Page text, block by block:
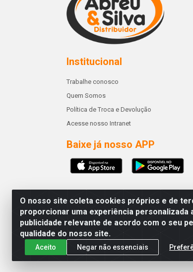
O nosso site coleta cookies próprios e de
proporcionar uma experiência personalizada
publicidade relevante de acordo com o seu
qualidade do nosso site.
Aceito Negar não essenciais
Institucional
Trabalhe conosco
Quem Somos
Política de Troca e Devolução
Acesse nosso Intranet
Baixe já nosso APP
Abreu & Silva - Rua